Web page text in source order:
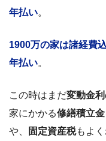
年払い。
1900万の家は諸経費
年払い。
この時はまだ変動金
家にかかる修繕積立金
や、
固定資産税もよく